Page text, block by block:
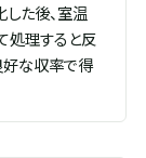
た後、室温
処理すると反
好な収率で得